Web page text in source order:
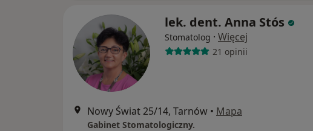
lek. dent. Anna Stós
Stomatolog · Więcej
21 opinii
Nowy Świat 25/14, Tarnów • Mapa
Gabinet Stomatologiczny.